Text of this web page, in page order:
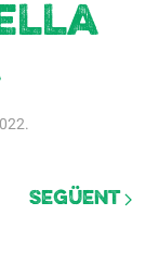
.
Següent